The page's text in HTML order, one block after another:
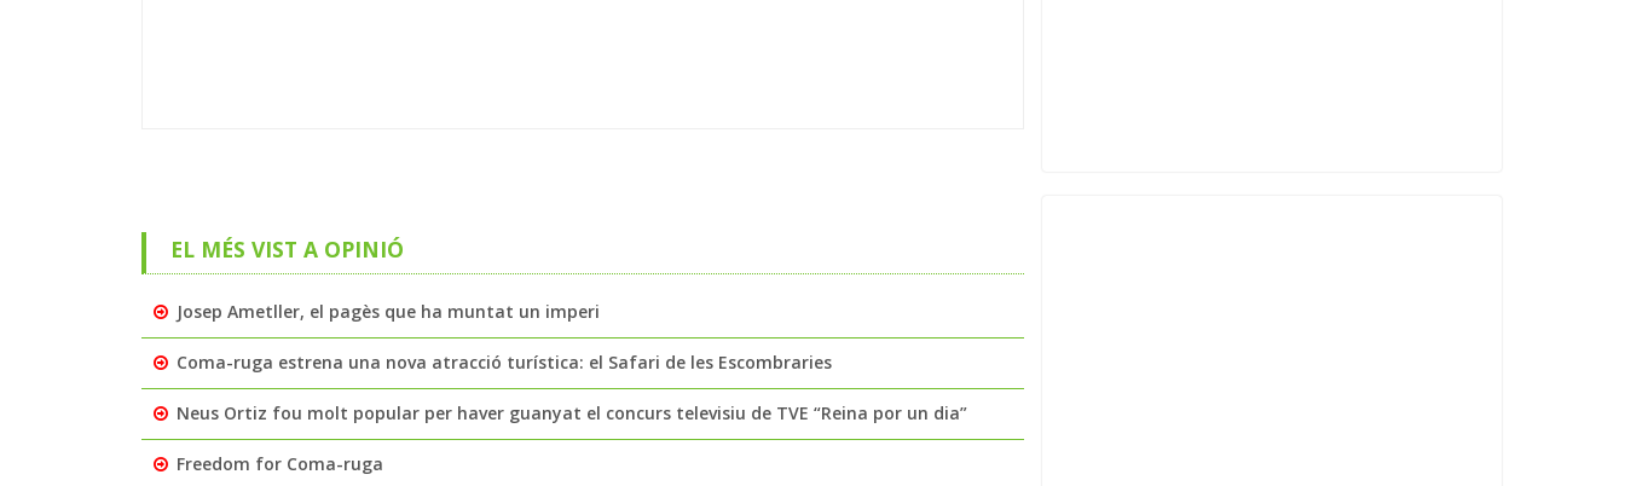
EL MÉS VIST A OPINIÓ
Josep Ametller, el pagès que ha muntat un imperi
Coma-ruga estrena una nova atracció turística: el Safari de les Escombraries
Neus Ortiz fou molt popular per haver guanyat el concurs televisiu de TVE “Reina por un dia”
Freedom for Coma-ruga